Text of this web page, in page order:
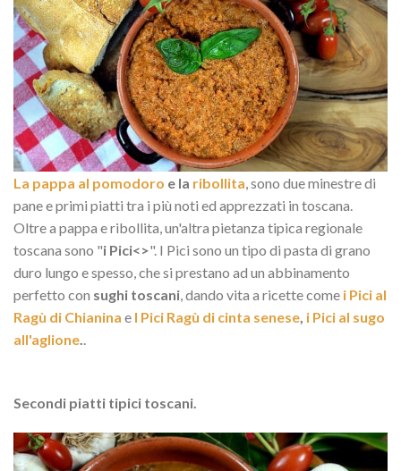
La pappa al pomodoro e la ribollita, sono due minestre di
pane e primi piatti tra i più noti ed apprezzati in toscana.
Oltre a pappa e ribollita, un'altra pietanza tipica regionale
toscana sono "i Pici<>". I Pici sono un tipo di pasta di grano
duro lungo e spesso, che si prestano ad un abbinamento
perfetto con sughi toscani, dando vita a ricette come i Pici al
Ragù di Chianina e I Pici Ragù di cinta senese, i Pici al sugo
all'aglione..
Secondi piatti tipici toscani.